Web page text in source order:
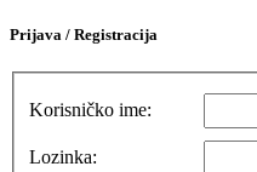
Prijava / Registracija
Korisničko ime:
Lozinka: